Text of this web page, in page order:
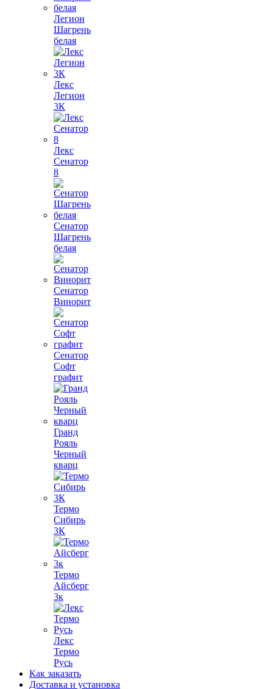
Легион
Шагрень
белая
Лекс
Легион
3К
Лекс
Сенатор
8
Сенатор
Шагрень
белая
Сенатор
Винорит
Сенатор
Софт
графит
Гранд
Рояль
Черный
кварц
Термо
Сибирь
3К
Термо
Айсберг
3к
Лекс
Термо
Русь
Как заказать
Доставка и установка